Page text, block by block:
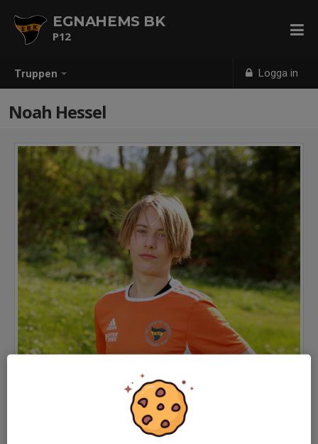
Truppen Logga in
EGNAHEMS BK
P12
Noah Hessel